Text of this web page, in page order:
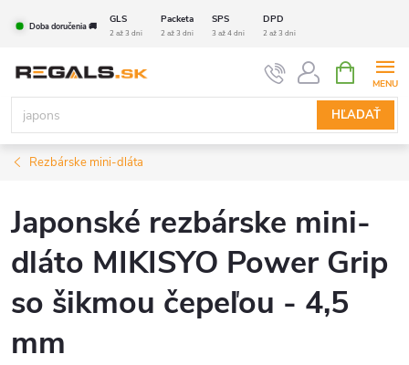
Doba doručenia 🚚
GLS Packeta SPS DPD
2 až 3 dni 2 až 3 dni 3 až 4 dni 2 až 3 dni
HĽADAŤ
KOŠÍK
Rezbárske mini-dláta
Japonské rezbárske mini-
dláto MIKISYO Power Grip
so šikmou čepeľou - 4,5
mm